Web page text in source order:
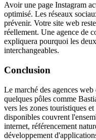
Avoir une page Instagram
optimisé. Les réseaux
prévenir. Votre site web
réellement. Une agence de
expliquera pourquoi les
interchangeables.
Conclusion
Le marché des agences
quelques pôles comme
vers les zones touristiques
disponibles couvrent
internet, référencement
développement